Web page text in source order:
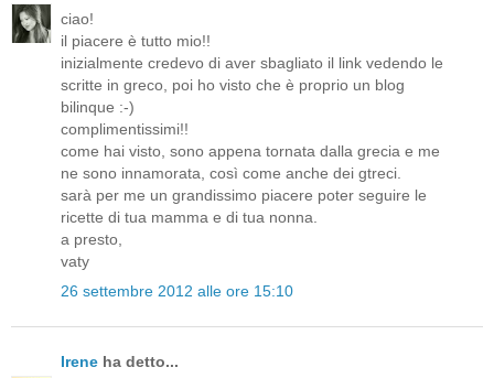
ciao!
il piacere è tutto mio!!
inizialmente credevo di aver sbagliato il link vedendo le
scritte in greco, poi ho visto che è proprio un blog
bilinque :-)
complimentissimi!!
come hai visto, sono appena tornata dalla grecia e me
ne sono innamorata, così come anche dei gtreci.
sarà per me un grandissimo piacere poter seguire le
ricette di tua mamma e di tua nonna.
a presto,
vaty
26 settembre 2012 alle ore 15:10
Irene ha detto...